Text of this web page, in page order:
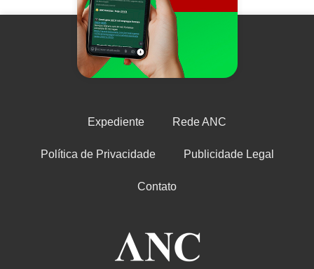
Expediente Rede ANC
Política de Privacidade Publicidade Legal
Contato